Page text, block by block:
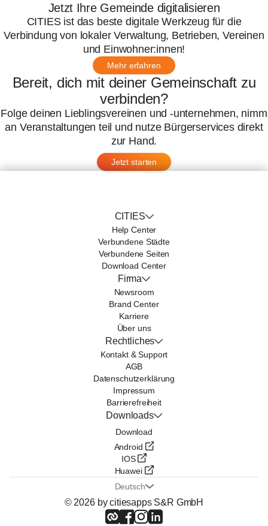
Jetzt Ihre Gemeinde digitalisieren
CITIES ist das beste digitale Werkzeug für die
Verbindung von lokaler Verwaltung, Betrieben, Vereinen
und Einwohner:innen!
Mehr erfahren
Bereit, dich mit deiner Gemeinschaft zu
verbinden?
Folge deinen Lieblingsvereinen und -unternehmen, nimm
an Veranstaltungen teil und nutze Bürgerservices direkt
zur Hand.
Jetzt starten
CITIES
Help Center
Verbundene Städte
Verbundene Seiten
Download Center
Firma
Newsroom
Brand Center
Karriere
Über uns
Rechtliches
Kontakt & Support
AGB
Datenschutzerklärung
Impressum
Barrierefreiheit
Downloads
Download
Android
IOS
Huawei
Deutsch
© 2026 by citiesapps S&R GmbH